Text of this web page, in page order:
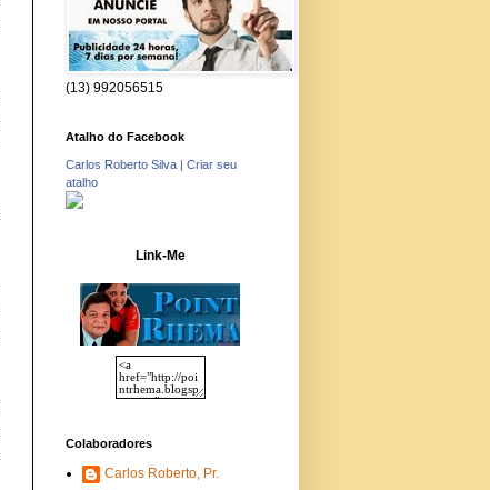
(13) 992056515
Atalho do Facebook
Carlos Roberto Silva | Criar seu
atalho
Link-Me
Colaboradores
Carlos Roberto, Pr.